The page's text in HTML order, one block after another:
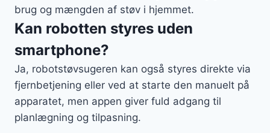
brug og mængden af støv i hjemmet.
Kan robotten styres uden
smartphone?
Ja, robotstøvsugeren kan også styres direkte via
fjernbetjening eller ved at starte den manuelt på
apparatet, men appen giver fuld adgang til
planlægning og tilpasning.